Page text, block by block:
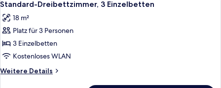
Fotos
für
Standard-
Dreibettzimmer,
3 Einzelbetten
anzeigen
5
Standard-Dreibettzimmer, 3 Einzelbetten
18 m²
Platz für 3 Personen
3 Einzelbetten
Kostenloses WLAN
Weitere Details
Weitere